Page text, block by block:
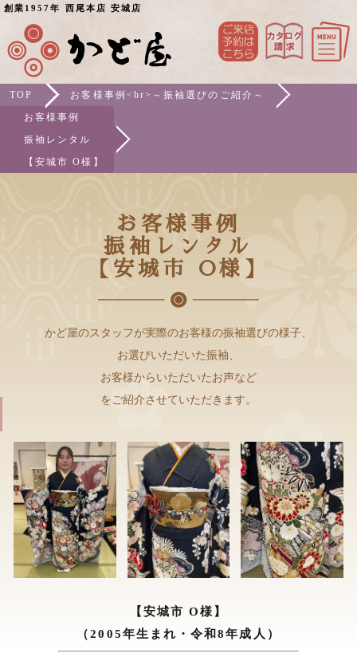
創業1957年 西尾本店 安城店
TOP
お客様事例<br>～振袖選びのご紹介～
お客様事例
振袖レンタル
【安城市 O様】
お客様事例
振袖レンタル
【安城市 O様】
かど屋のスタッフが実際のお客様の振袖選びの様子、
お選びいただいた振袖、
お客様からいただいたお声など
をご紹介させていただきます。
【安城市 O様】
（2005年生まれ・令和8年成人）